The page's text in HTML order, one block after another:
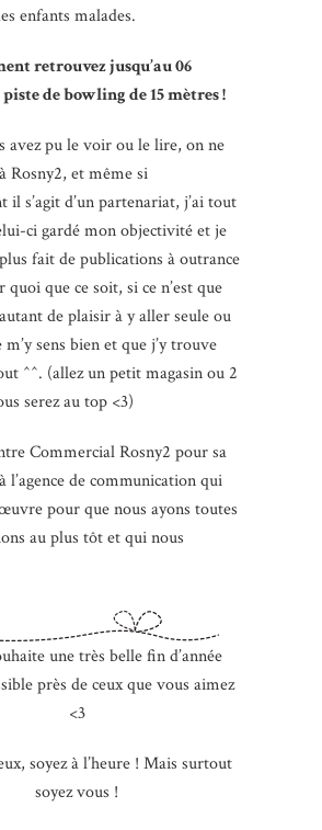
enfants malades.
retrouvez jusqu’au 06
de bowling de 15 mètres !
avez pu le voir ou le lire, on ne
Rosny2, et même si
il s’agit d’un partenariat, j’ai tout
ci gardé mon objectivité et je
fait de publications à outrance
que ce soit, si ce n’est que
de plaisir à y aller seule ou
sens bien et que j’y trouve
^^. (allez un petit magasin ou 2
serez au top <3)
Commercial Rosny2 pour sa
l’agence de communication qui
pour que nous ayons toutes
au plus tôt et qui nous
une très belle fin d’année
près de ceux que vous aimez
<3
soyez à l’heure ! Mais surtout
soyez vous !